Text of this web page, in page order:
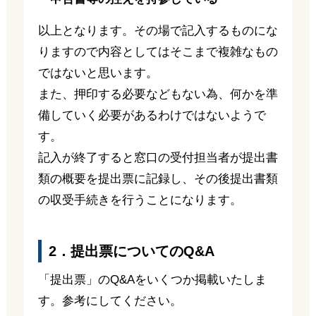
以上となります。その場で記入するものにな
りますので内容としてはそこまで複雑なもの
ではないと思います。
また、押印する必要などもない為、何かを準
備していく必要があるわけではないようで
す。
記入が終了すると窓口の受付担当者が提出書
類の概要を提出票に記録し、その後提出書類
の収受手続きを行うことになります。
2．提出票についてのQ&A
「提出票」のQ&Aをいくつか掲載いたしま
す。参考にしてください。